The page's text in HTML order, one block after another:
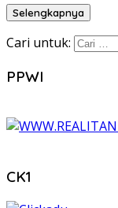
Selengkapnya
Cari untuk:
PPWI
CK1